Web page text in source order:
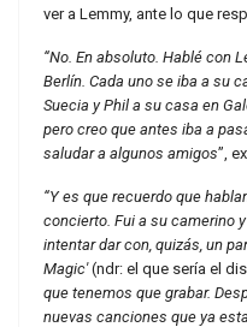
ver a Lemmy, ante lo que
“No. En absoluto. Hablé con
Berlín. Cada uno se iba a su
Suecia y Phil a su casa en
pero creo que antes iba a
saludar a algunos amigos”,
“Y es que recuerdo que
concierto. Fui a su camerino
intentar dar con, quizás, un
Magic'(ndr: el que sería el
que tenemos que grabar.
nuevas canciones que ya